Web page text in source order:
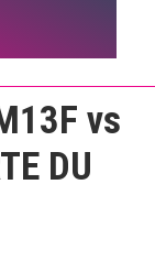
vs
DU